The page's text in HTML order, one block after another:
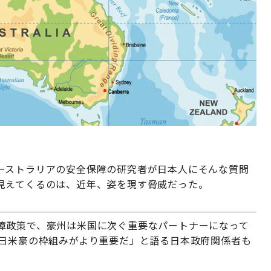
トラリアの安全保障の研究者が日本人にそんな質問
てくるのは、近年、姿を現す脅威だった。
策で、豪州は米国に次ぐ重要なパートナーになって
豪の枠組みがより重要だ」と語る日本政府関係者も